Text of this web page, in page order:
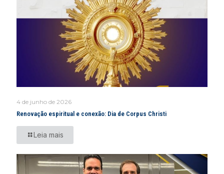
4 de junho de 2026
Renovação espiritual e conexão: Dia de Corpus Christi
Leia mais